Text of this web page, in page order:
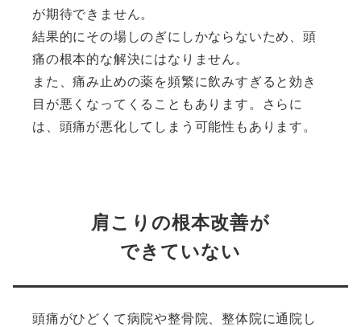
が期待できません。
結果的にその場しのぎにしかならないため、頭
痛の根本的な解決にはなりません。
また、痛み止めの薬を頻繁に飲みすぎると効き
目が悪くなってくることもあります。さらに
は、頭痛が悪化してしまう可能性もあります。
肩こりの根本改善が
できていない
頭痛がひどくて病院や整骨院、整体院に通院し